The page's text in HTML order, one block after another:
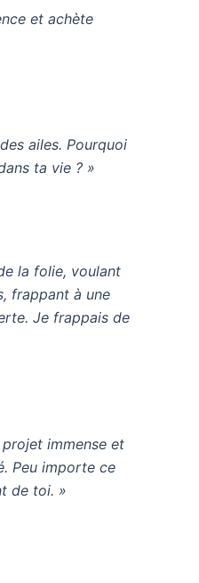
et achète
ailes. Pourquoi
ta vie ? »
la folie, voulant
frappant à une
Je frappais de
immense et
Peu importe ce
de toi. »